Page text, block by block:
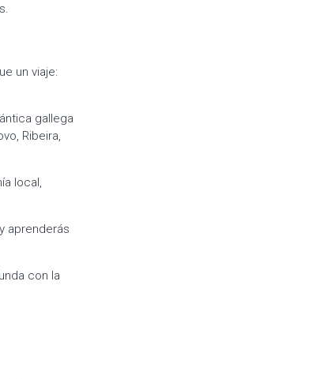
un viaje:
gallega
Ribeira,
local,
aprenderás
con la